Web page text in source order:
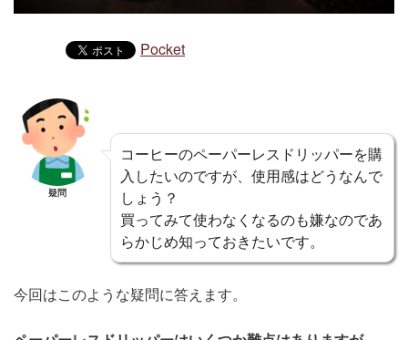
Pocket
疑問
コーヒーのペーパーレスドリッパーを購
入したいのですが、使用感はどうなんで
しょう？
買ってみて使わなくなるのも嫌なのであ
らかじめ知っておきたいです。
今回はこのような疑問に答えます。